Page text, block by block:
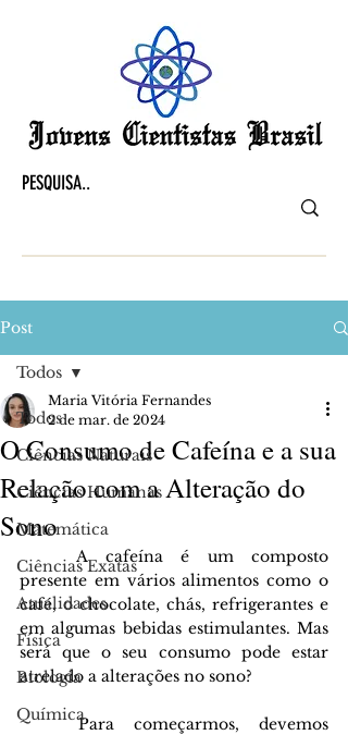
Post
Todos
Ciências Naturais
Ciências Humanas
Matemática
Ciências Exatas
Atualidades
Física
Biologia
Química
Todos
O Consumo de Cafeína e a sua
Relação com a Alteração do
Sono
Maria Vitória Fernandes
2 de mar. de 2024
A cafeína é um composto
presente em vários alimentos como o
café, o chocolate, chás, refrigerantes e
em algumas bebidas estimulantes. Mas
será que o seu consumo pode estar
atrelado a alterações no sono?
Para começarmos, devemos